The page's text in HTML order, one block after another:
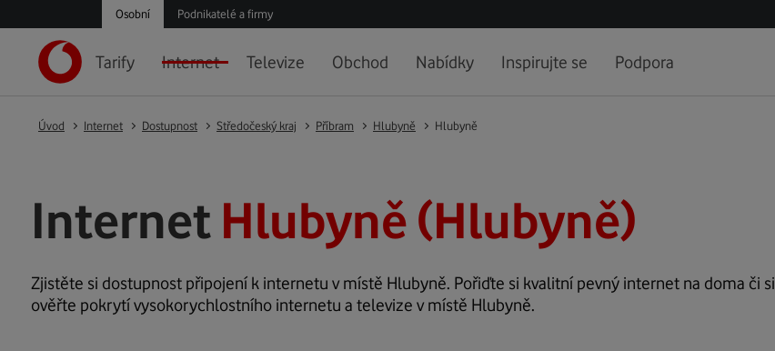
Osobní Podnikatelé a firmy
Tarify Internet Televize Obchod Nabídky Inspirujte se Podpora
Úvod Internet Dostupnost Středočeský kraj Příbram Hlubyně Hlubyně
Internet Hlubyně (Hlubyně)
Zjistěte si dostupnost připojení k internetu v místě Hlubyně. Pořiďte si kvalitní pevný internet na doma či si
ověřte pokrytí vysokorychlostního internetu a televize v místě Hlubyně.